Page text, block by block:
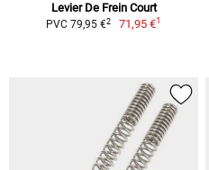
Levier De Frein Court
PVC 79,95 €2 71,95 €1